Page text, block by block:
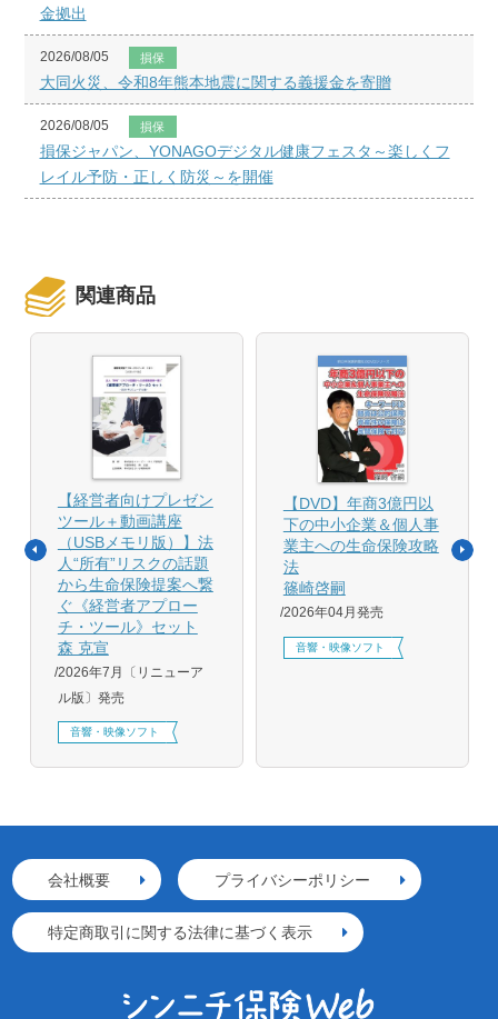
金拠出
2026/08/05 損保
大同火災、令和8年熊本地震に関する義援金を寄贈
2026/08/05 損保
損保ジャパン、YONAGOデジタル健康フェスタ～楽しくフ
レイル予防・正しく防災～を開催
関連商品
【経営者向けプレゼン
ツール＋動画講座
（USBメモリ版）】法
人“所有”リスクの話題
から生命保険提案へ繋
ぐ《経営者アプロー
チ・ツール》セット
森 克宣
2026年7月〔リニューア
ル版〕発売
音響・映像ソフト
【DVD】年商3億円以
下の中小企業＆個人事
業主への生命保険攻略
法
篠崎啓嗣
2026年04月発売
音響・映像ソフト
会社概要 プライバシーポリシー
特定商取引に関する法律に基づく表示